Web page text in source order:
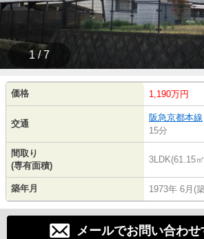
1 / 7
価格 1,190万円
交通
阪急京都本線
15分
間取り
(専有面積)
3LDK(61.15
築年月 1973年 6月(
メールでお問い合わせ